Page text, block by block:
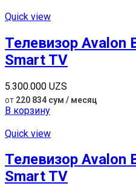
Quick view
Телевизор Avalon
Smart TV
5.300.000 UZS
от 220 834 сум / месяц
В корзину
Quick view
Телевизор Avalon
Smart TV